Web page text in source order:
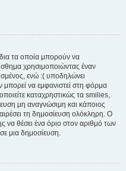
τα οποία μπορούν να
χρησιμοποιώντας έναν
ενώ :( υποδηλώνει
μπορεί να εμφανιστεί στη φόρμα
καταχρηστικώς τα smilies,
μη αναγνώσιμη και κάποιος
τη δημοσίευση ολόκληρη. Ο
να θέσει ένα όριο στον αριθμό των
μια δημοσίευση.